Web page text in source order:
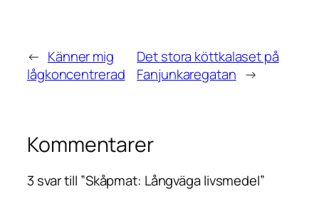
← Känner mig
lågkoncentrerad
Det stora köttkalaset på
Fanjunkaregatan →
Kommentarer
3 svar till ”Skåpmat: Långväga livsmedel”